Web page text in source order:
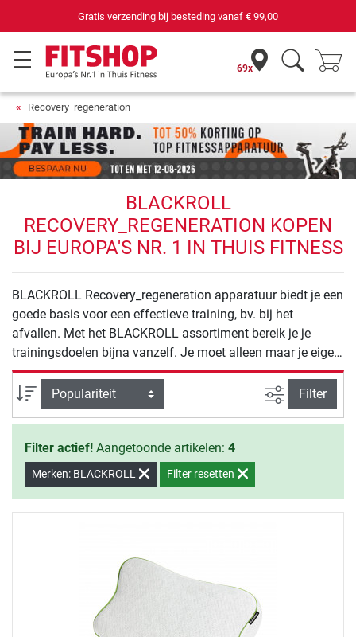
Gratis verzending bij besteding vanaf € 99,00
69x
Recovery_regeneration
BLACKROLL
RECOVERY_REGENERATION KOPEN
BIJ EUROPA'S NR. 1 IN THUIS FITNESS
BLACKROLL Recovery_regeneration apparatuur biedt je een
goede basis voor een effectieve training, bv. bij het
afvallen. Met het BLACKROLL assortiment bereik je je
trainingsdoelen bijna vanzelf. Je moet alleen maar je eigen
wil overtuigen om met de training te beginnen.
Sortering
Zoeken
Filter
Filter actief! Aangetoonde artikelen: 4
Merken: BLACKROLL Filter resetten